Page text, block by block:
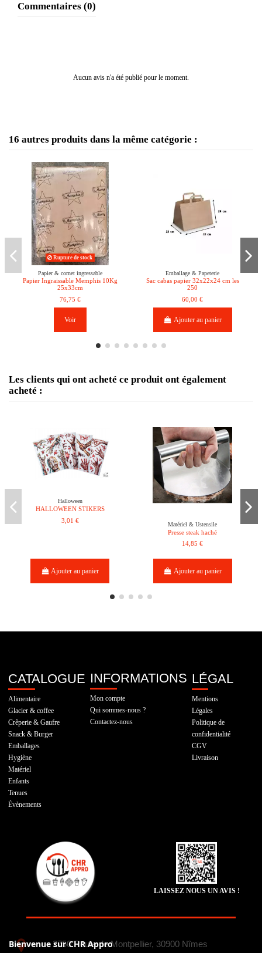
Commentaires (0)
Aucun avis n'a été publié pour le moment.
16 autres produits dans la même catégorie :
Rupture de stock
Papier & cornet ingressable
Papier Ingraissable Memphis 10Kg
25x33cm
76,75 €
Voir
Emballage & Papeterie
Sac cabas papier 32x22x24 cm les
250
60,00 €
Ajouter au panier
Les clients qui ont acheté ce produit ont également
acheté :
Halloween
HALLOWEEN STIKERS
3,01 €
Ajouter au panier
Matériel & Ustensile
Presse steak haché
14,85 €
Ajouter au panier
CATALOGUE
Alimentaire
Glacier & coffee
Crêperie & Gaufre
Snack & Burger
Emballages
Hygiène
Matériel
Enfants
Tenues
Évènements
INFORMATIONS
Mon compte
Qui sommes-nous ?
Contactez-nous
LÉGAL
Mentions
Légales
Politique de
confidentialité
CGV
Livraison
LAISSEZ NOUS UN AVIS !
2750 Route de Montpellier, 30900 Nîmes
Bienvenue sur CHR Appro